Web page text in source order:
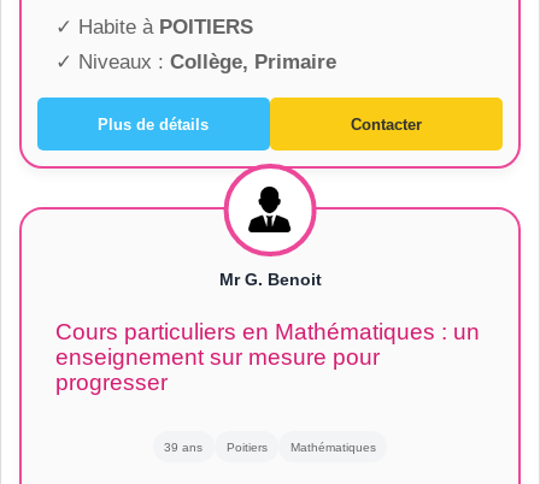
✓ Habite à POITIERS
✓ Niveaux : Collège, Primaire
Plus de détails Contacter
Mr G. Benoit
Cours particuliers en Mathématiques : un
enseignement sur mesure pour
progresser
39 ans Poitiers Mathématiques